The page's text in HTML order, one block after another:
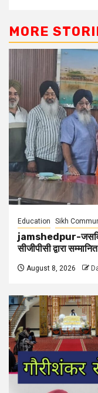
MORE
Education Sikh
jamshedpur-जसविन
सीजीपीसी द्वारा
August 8, 2026